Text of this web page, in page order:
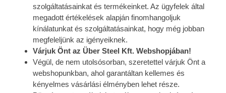
szolgáltatásainkat és termékeinket. Az ügyfelek által
megadott értékelések alapján finomhangoljuk
kínálatunkat és szolgáltatásainkat, hogy még jobban
megfeleljünk az igényeiknek.
Várjuk Önt az Über Steel Kft. Webshopjában!
Végül, de nem utolsósorban, szeretettel várjuk Önt a
webshopunkban, ahol garantáltan kellemes és
kényelmes vásárlási élményben lehet része.